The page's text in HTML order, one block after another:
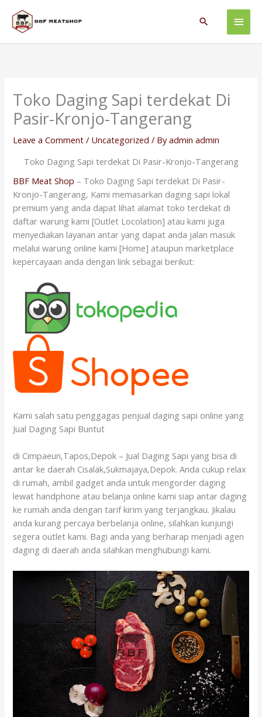
content
Main
Search
Toko Daging Sapi terdekat Di
Pasir-Kronjo-Tangerang
Leave a Comment / Uncategorized / Byadmin admin
Toko Daging Sapi terdekat Di Pasir-Kronjo-Tangerang
BBF Meat Shop – Toko Daging Sapi terdekat Di Pasir-
Kronjo-Tangerang, Kami memasarkan daging sapi lokal
premium yang anda dapat lihat alamat toko terdekat di
daftar warung kami [Outlet Locolation] atau kami juga
menyediakan layanan antar yang dapat anda jalan masuk
melalui warung online kami [Home] ataupun marketplace
kepercayaan anda dengan link sebagai berikut:
Kami salah satu penggagas penjual daging sapi online yang
Jual Daging Sapi Buntut
di Cimpaeun,Tapos,Depok – Jual Daging Sapi yang bisa di
antar ke daerah Cisalak,Sukmajaya,Depok. Anda cukup relax
di rumah, ambil gadget anda untuk mengorder daging
lewat handphone atau belanja online kami siap antar daging
ke rumah anda dengan tarif kirim yang terjangkau. Jikalau
anda kurang percaya berbelanja online, silahkan kunjungi
segera outlet kami. Bagi anda yang berharap menjadi agen
daging di daerah anda silahkan menghubungi kami.